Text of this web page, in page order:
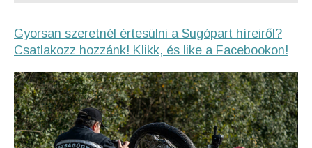
Gyorsan szeretnél értesülni a Sugópart híreiről?
Csatlakozz hozzánk! Klikk, és like a Facebookon!